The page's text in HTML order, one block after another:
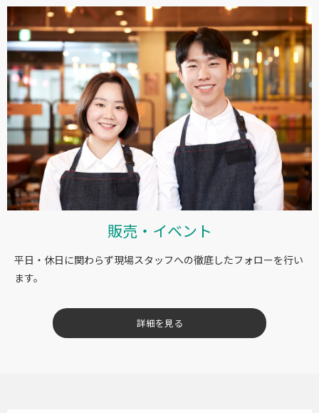
販売・イベント
平日・休日に関わらず現場スタッフへの徹底したフォローを行い
ます。
詳細を見る